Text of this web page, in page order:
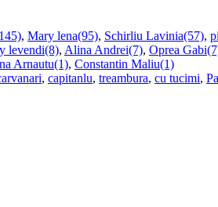
, Mary lena(95), Schirliu Lavinia(57),
levendi(8), Alina Andrei(7), Oprea
Arnautu(1), Constantin Maliu(1)
, capitanlu, treambura, cu tucimi,